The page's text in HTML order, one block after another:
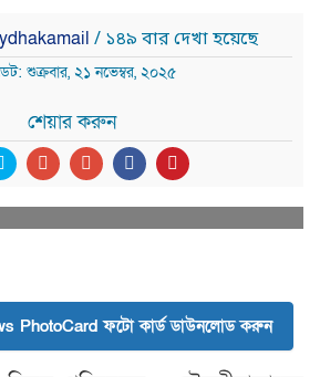
/ ১৪৯ বার দেখা হয়েছে
শুক্রবার, ২১ নভেম্বর, ২০২৫
শেয়ার করুন
PhotoCard ফটো কার্ড ডাউনলোড করুন